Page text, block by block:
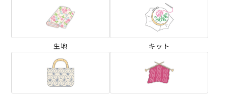
生地 キット